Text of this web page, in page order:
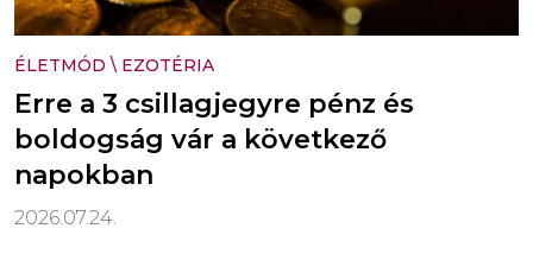
ÉLETMÓD \ EZOTÉRIA
Erre a 3 csillagjegyre pénz és
boldogság vár a következő
napokban
2026.07.24.